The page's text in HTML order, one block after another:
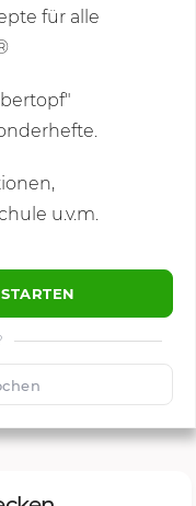
für alle
u.v.m.
Speichern